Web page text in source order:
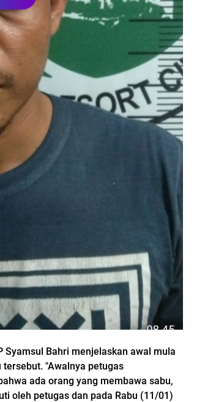
Syamsul Bahri menjelaskan awal mula
"Awalnya petugas
ada orang yang membawa sabu,
oleh petugas dan pada Rabu (11/01)